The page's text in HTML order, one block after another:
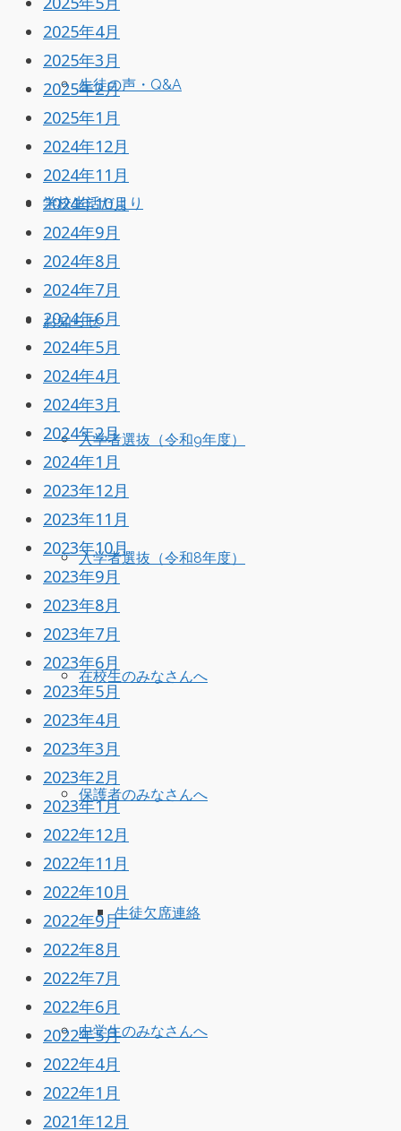
生徒の声・Q&A
学校生活だより
お知らせ
入学者選抜（令和9年度）
入学者選抜（令和8年度）
在校生のみなさんへ
保護者のみなさんへ
生徒欠席連絡
中学生のみなさんへ
2025年4月
2025年3月
2025年2月
2025年1月
2024年12月
2024年11月
2024年10月
2024年9月
2024年8月
2024年7月
2024年6月
2024年5月
2024年4月
2024年3月
2024年2月
2024年1月
2023年12月
2023年11月
2023年10月
2023年9月
2023年8月
2023年7月
2023年6月
2023年5月
2023年4月
2023年3月
2023年2月
2023年1月
2022年12月
2022年11月
2022年10月
2022年9月
2022年8月
2022年7月
2022年6月
2022年5月
2022年4月
2022年1月
2021年12月